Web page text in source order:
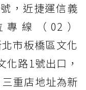
，近捷運信義
線（02）
市板橋區文化
化路1號出口，
重店地址為新